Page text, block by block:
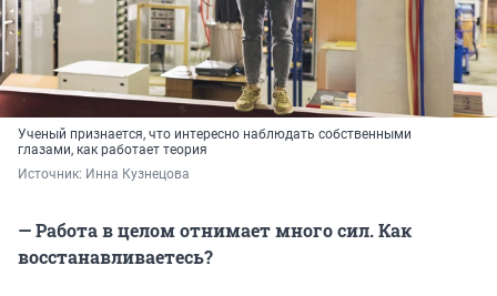
Ученый признается, что интересно наблюдать собственными
глазами, как работает теория
Источник: Инна Кузнецова
— Работа в целом отнимает много сил. Как
восстанавливаетесь?